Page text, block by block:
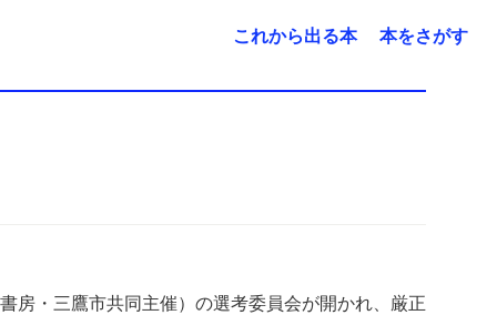
これから出る本 本をさがす
房・三鷹市共同主催）の選考委員会が開かれ、厳正